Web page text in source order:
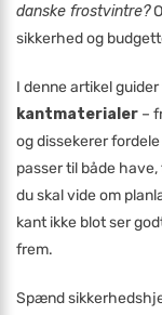
danske frostvintre?
sikkerhed og
I denne artikel
kantmaterialer –
og dissekerer
passer til både
du skal vide om
kant ikke blot ser
frem.
Spænd